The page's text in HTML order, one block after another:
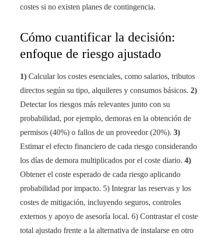
costes si no existen planes de contingencia.
Cómo cuantificar la decisión:
enfoque de riesgo ajustado
1) Calcular los costes esenciales, como salarios, tributos
directos según su tipo, alquileres y consumos básicos. 2)
Detectar los riesgos más relevantes junto con su
probabilidad, por ejemplo, demoras en la obtención de
permisos (40%) o fallos de un proveedor (20%). 3)
Estimar el efecto financiero de cada riesgo considerando
los días de demora multiplicados por el coste diario. 4)
Obtener el coste esperado de cada riesgo aplicando
probabilidad por impacto. 5) Integrar las reservas y los
costes de mitigación, incluyendo seguros, controles
externos y apoyo de asesoría local. 6) Contrastar el coste
total ajustado frente a la alternativa de instalarse en otro